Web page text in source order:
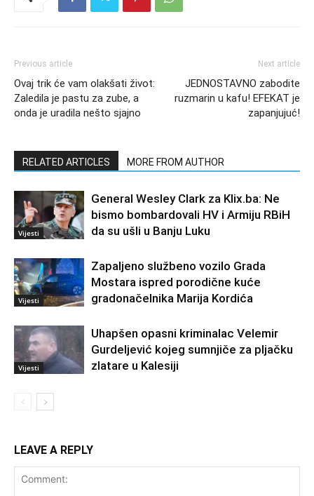
Previous article
Ovaj trik će vam olakšati život:
Zaledila je pastu za zube, a
onda je uradila nešto sjajno
Next article
JEDNOSTAVNO zabodite
ruzmarin u kafu! EFEKAT je
zapanjujuć!
RELATED ARTICLES MORE FROM AUTHOR
Vijesti
General Wesley Clark za Klix.ba: Ne
bismo bombardovali HV i Armiju RBiH
da su ušli u Banju Luku
Vijesti
Zapaljeno službeno vozilo Grada
Mostara ispred porodične kuće
gradonačelnika Marija Kordića
Vijesti
Uhapšen opasni kriminalac Velemir
Gurdeljević kojeg sumnjiče za pljačku
zlatare u Kalesiji
LEAVE A REPLY